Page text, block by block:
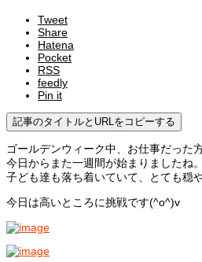
Tweet
Share
Hatena
Pocket
RSS
feedly
Pin it
記事のタイトルとURLをコピーする
ゴールデンウィーク中、お仕事だった
今日からまた一週間が始まりましたね。
子ども達も落ち着いていて、とても穏
今日は高いところに挑戦です(^o^)v